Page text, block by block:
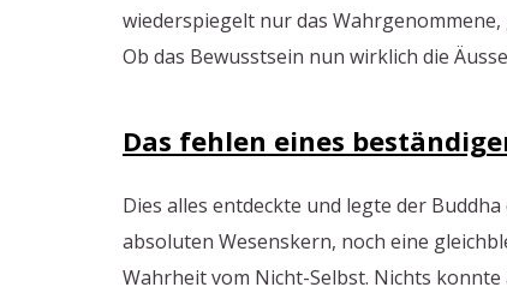
wiederspiegelt nur das
Ob das Bewusstsein nun wirklich die
Das fehlen eines
Dies alles entdeckte und legte der
absoluten Wesenskern, noch eine
Wahrheit vom Nicht-Selbst. Nichts